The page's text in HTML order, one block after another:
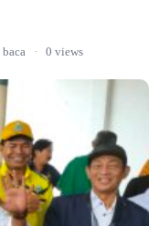
· 0 views